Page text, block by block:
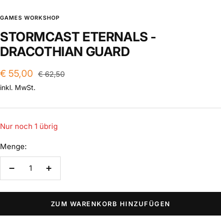
GAMES WORKSHOP
STORMCAST ETERNALS -
DRACOTHIAN GUARD
Angebotspreis
€ 55,00 Regulärer
€ 62,50
inkl. MwSt.
Nur noch 1 übrig
Menge:
Menge
Menge
ZUM WARENKORB HINZUFÜGEN